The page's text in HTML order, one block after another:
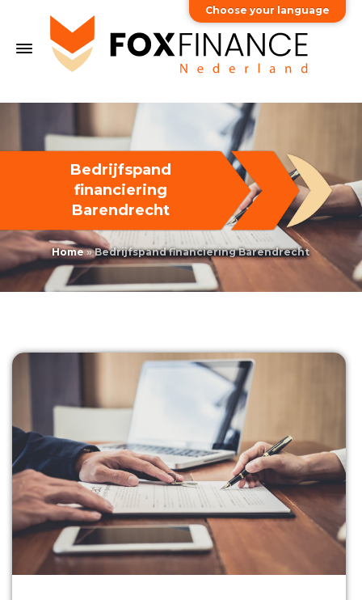
Bedrijfspand
financiering
Barendrecht
Home»Bedrijfspand financiering Barendrecht
Choose your language